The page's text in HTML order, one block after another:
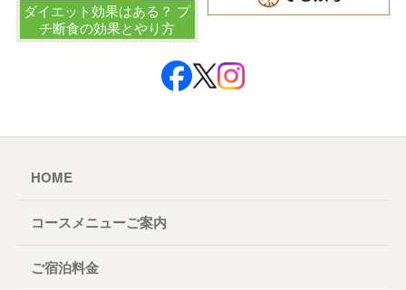
ダイエット効果はある？ プ
チ断食の効果とやり方
HOME
コースメニューご案内
ご宿泊料金